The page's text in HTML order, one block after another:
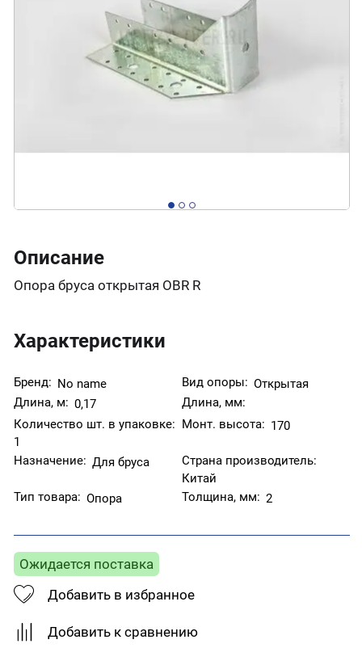
Описание
Опора бруса открытая OBR R
Характеристики
Бренд: No name Вид опоры: Открытая
Длина, м: 0,17
Длина, мм:
Количество шт. в упаковке:
1
Монт. высота: 170
Назначение: Для бруса
Страна производитель:
Китай
Тип товара: Опора Толщина, мм: 2
Ожидается поставка
Добавить в избранное
Добавить к сравнению